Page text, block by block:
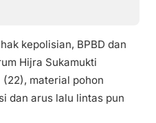
kepolisian, BPBD dan
Hijra Sukamukti
material pohon
dan arus lalu lintas pun